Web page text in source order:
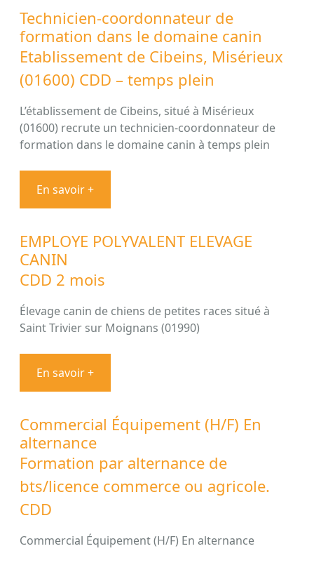
Technicien-coordonnateur de
formation dans le domaine canin
Etablissement de Cibeins, Misérieux
(01600) CDD – temps plein
L’établissement de Cibeins, situé à Misérieux
(01600) recrute un technicien-coordonnateur de
formation dans le domaine canin à temps plein
En savoir +
EMPLOYE POLYVALENT ELEVAGE
CANIN
CDD 2 mois
Élevage canin de chiens de petites races situé à
Saint Trivier sur Moignans (01990)
En savoir +
Commercial Équipement (H/F) En
alternance
Formation par alternance de
bts/licence commerce ou agricole.
CDD
Commercial Équipement (H/F) En alternance